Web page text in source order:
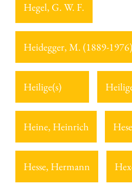
Hegel, G. W. F.
Heidegger, M. (1889-1976)
Heilige(s)
Heine, Heinrich
Hesse, Hermann